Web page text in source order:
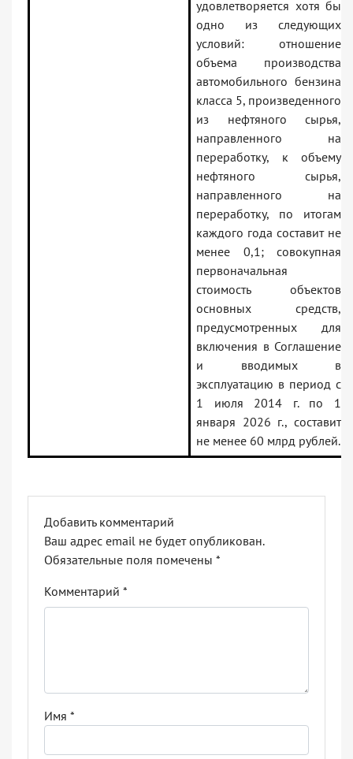
удовлетворяется хотя бы
одно из следующих
условий: отношение
объема производства
автомобильного бензина
класса 5, произведенного
из нефтяного сырья,
направленного на
переработку, к объему
нефтяного сырья,
направленного на
переработку, по итогам
каждого года составит не
менее 0,1; совокупная
первоначальная
стоимость объектов
основных средств,
предусмотренных для
включения в Соглашение
и вводимых в
эксплуатацию в период с
1 июля 2014 г. по 1
января 2026 г., составит
не менее 60 млрд рублей.
Добавить комментарий
Ваш адрес email не будет опубликован.
Обязательные поля помечены *
Комментарий *
Имя *